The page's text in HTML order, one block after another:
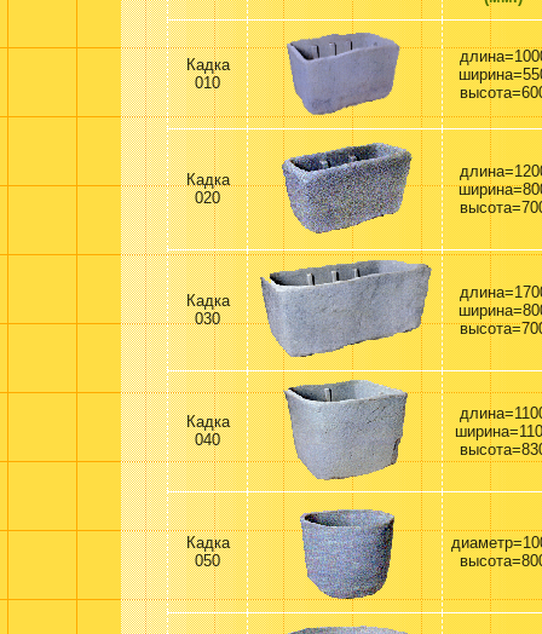
Кадка
010
Кадка
020
Кадка
030
Кадка
040
Кадка
050